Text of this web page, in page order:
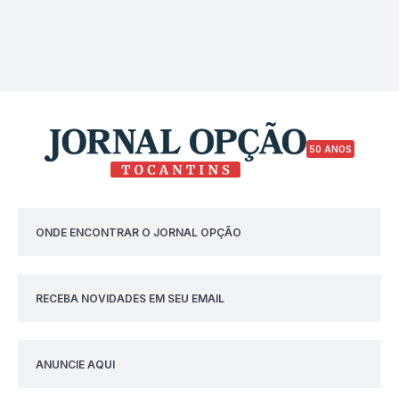
50 ANOS
ONDE ENCONTRAR O JORNAL OPÇÃO
RECEBA NOVIDADES EM SEU EMAIL
ANUNCIE AQUI